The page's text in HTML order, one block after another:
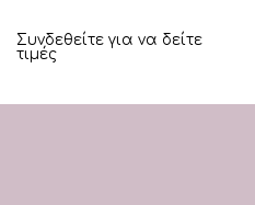
Συνδεθείτε για να δείτε
τιμές